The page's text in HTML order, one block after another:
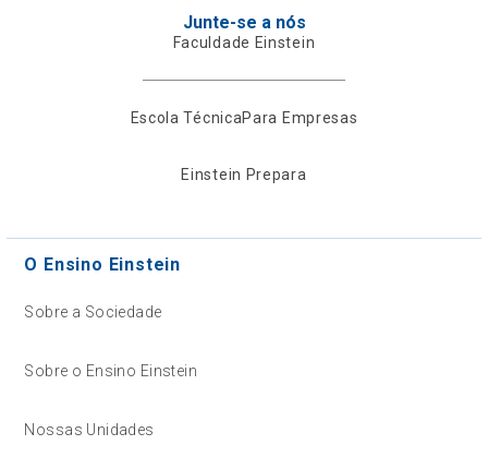
Junte-se a nós
Faculdade Einstein
Escola TécnicaPara Empresas
Einstein Prepara
O Ensino Einstein
Sobre a Sociedade
Sobre o Ensino Einstein
Nossas Unidades